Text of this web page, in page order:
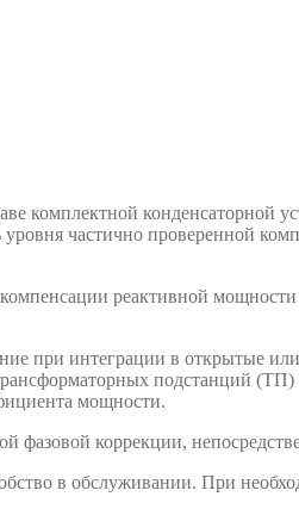
комплектной
уровня частично проверенной
реактивной
при интеграции в открытые
подстанций
мощности.
фазовой коррекции,
в обслуживании. При